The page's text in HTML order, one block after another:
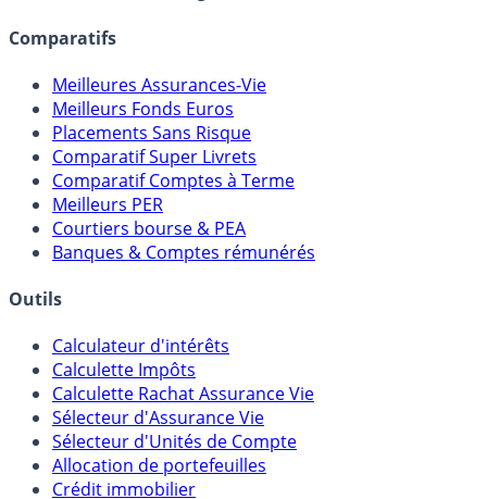
assureurs, sociétés de gestion, CGP, etc.
Comparatifs
Meilleures Assurances-Vie
Meilleurs Fonds Euros
Placements Sans Risque
Comparatif Super Livrets
Comparatif Comptes à Terme
Meilleurs PER
Banques & Comptes rémunérés
Outils
Calculateur d'intérêts
Calculette Impôts
Calculette Rachat Assurance Vie
Sélecteur d'Assurance Vie
Sélecteur d'Unités de Compte